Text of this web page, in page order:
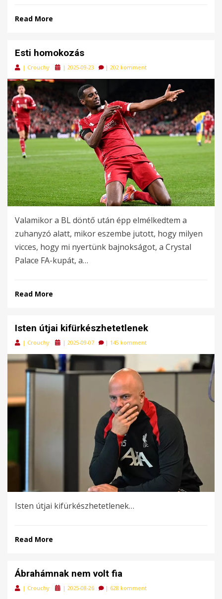
Read More
Esti homokozás
| Crouchy
Posted
| 2025-09-23 | 202 komment
Valamikor a BL döntő után épp elmélkedtem a
zuhanyzó alatt, mikor eszembe jutott, hogy milyen
vicces, hogy mi nyertünk bajnokságot, a Crystal
Palace FA-kupát, a…
Read More
Isten útjai kifürkészhetetlenek
| Crouchy
Posted
| 2025-09-07 | 145 komment
Isten útjai kifürkészhetetlenek…
Read More
Ábrahámnak nem volt fia
| Crouchy
Posted
| 2025-08-26 | 628 komment